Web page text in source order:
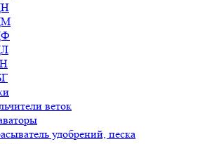
веток
удобрений, песка